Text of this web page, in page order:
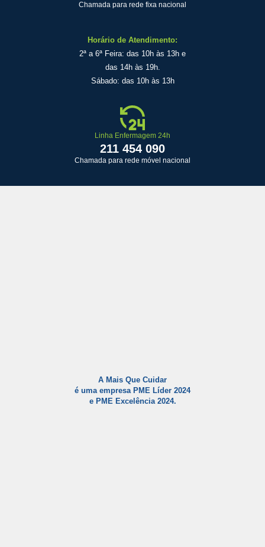
Chamada para rede fixa nacional
Horário de Atendimento:
2ª a 6ª Feira: das 10h às 13h e
das 14h às 19h.
Sábado: das 10h às 13h
Linha Enfermagem 24h
211 454 090
Chamada para rede móvel nacional
A Mais Que Cuidar
é uma empresa PME Líder 2024
e PME Excelência 2024.